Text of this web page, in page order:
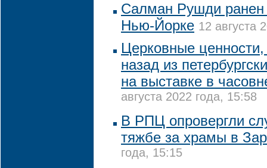
Салман Рушди ранен
Нью-Йорке 12 августа
Церковные
назад из
на выставке в
августа 2022 года, 15:58
В РПЦ опровергли
тяжбе за храмы в
года, 15:15